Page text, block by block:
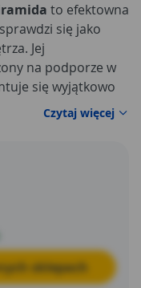
to efektowna
się jako
Jej
na podporze w
się wyjątkowo
wybór dla
przestrzeni
Czytaj więcej
sklepach